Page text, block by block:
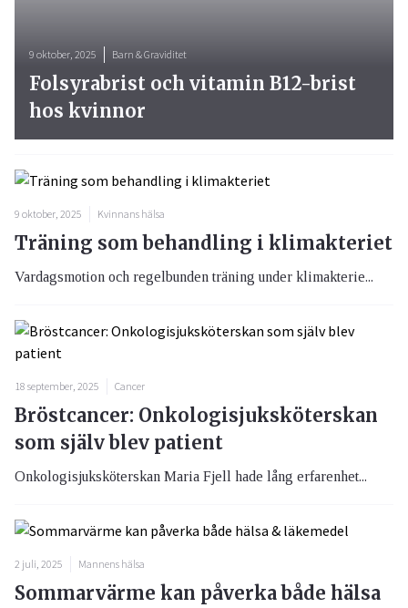
9 oktober, 2025 Barn & Graviditet
Folsyrabrist och vitamin B12-brist
hos kvinnor
9 oktober, 2025 Kvinnans hälsa
Träning som behandling i klimakteriet
Vardagsmotion och regelbunden träning under klimakterie...
18 september, 2025 Cancer
Bröstcancer: Onkologisjuksköterskan
som själv blev patient
Onkologisjuksköterskan Maria Fjell hade lång erfarenhet...
2 juli, 2025 Mannens hälsa
Sommarvärme kan påverka både hälsa